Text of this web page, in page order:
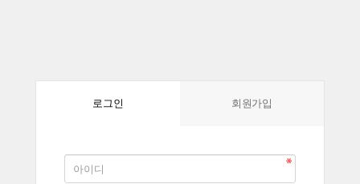
로그인 회원가입